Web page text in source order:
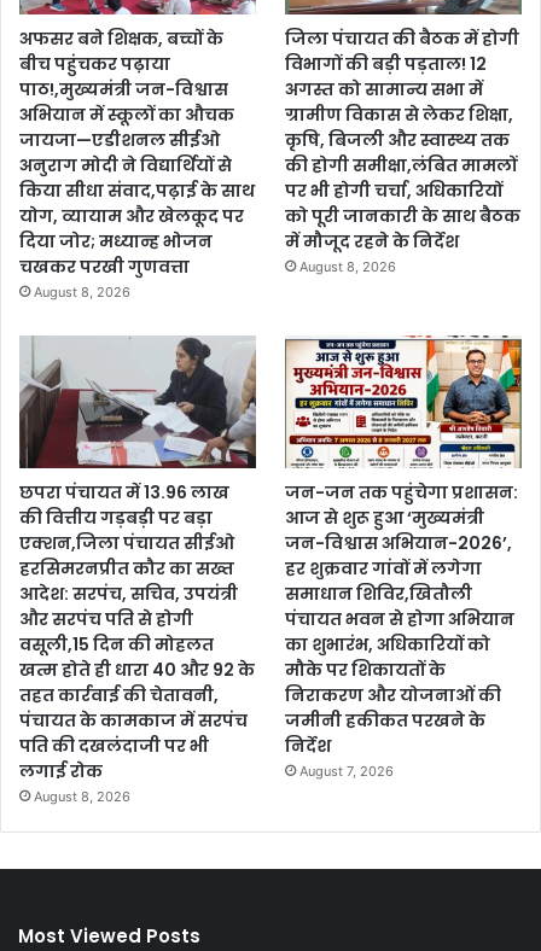
अफसर बने शिक्षक, बच्चों के
बीच पहुंचकर पढ़ाया
पाठ!,मुख्यमंत्री जन-विश्वास
अभियान में स्कूलों का औचक
जायजा—एडीशनल सीईओ
अनुराग मोदी ने विद्यार्थियों से
किया सीधा संवाद,पढ़ाई के साथ
योग, व्यायाम और खेलकूद पर
दिया जोर; मध्यान्ह भोजन
चखकर परखी गुणवत्ता
August 8, 2026
जिला पंचायत की बैठक में होगी
विभागों की बड़ी पड़ताल! 12
अगस्त को सामान्य सभा में
ग्रामीण विकास से लेकर शिक्षा,
कृषि, बिजली और स्वास्थ्य तक
की होगी समीक्षा,लंबित मामलों
पर भी होगी चर्चा, अधिकारियों
को पूरी जानकारी के साथ बैठक
में मौजूद रहने के निर्देश
August 8, 2026
छपरा पंचायत में 13.96 लाख
की वित्तीय गड़बड़ी पर बड़ा
एक्शन,जिला पंचायत सीईओ
हरसिमरनप्रीत कौर का सख्त
आदेश: सरपंच, सचिव, उपयंत्री
और सरपंच पति से होगी
वसूली,15 दिन की मोहलत
खत्म होते ही धारा 40 और 92 के
तहत कार्रवाई की चेतावनी,
पंचायत के कामकाज में सरपंच
पति की दखलंदाजी पर भी
लगाई रोक
August 8, 2026
जन-जन तक पहुंचेगा प्रशासन:
आज से शुरू हुआ ‘मुख्यमंत्री
जन-विश्वास अभियान-2026’,
हर शुक्रवार गांवों में लगेगा
समाधान शिविर,खितौली
पंचायत भवन से होगा अभियान
का शुभारंभ, अधिकारियों को
मौके पर शिकायतों के
निराकरण और योजनाओं की
जमीनी हकीकत परखने के
निर्देश
August 7, 2026
Most Viewed Posts